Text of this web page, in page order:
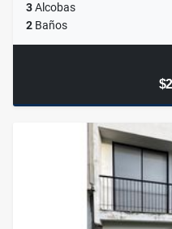
3Alcobas
2 Baños